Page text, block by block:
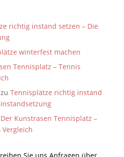
richtig instand setzen – Die
winterfest machen
Tennisplatz – Tennis
Tennisplätze richtig instand
Der Kunstrasen Tennisplatz –